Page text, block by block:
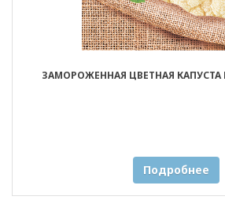
ЗАМОРОЖЕННАЯ ЦВЕТНАЯ КАПУСТА
Подробнее